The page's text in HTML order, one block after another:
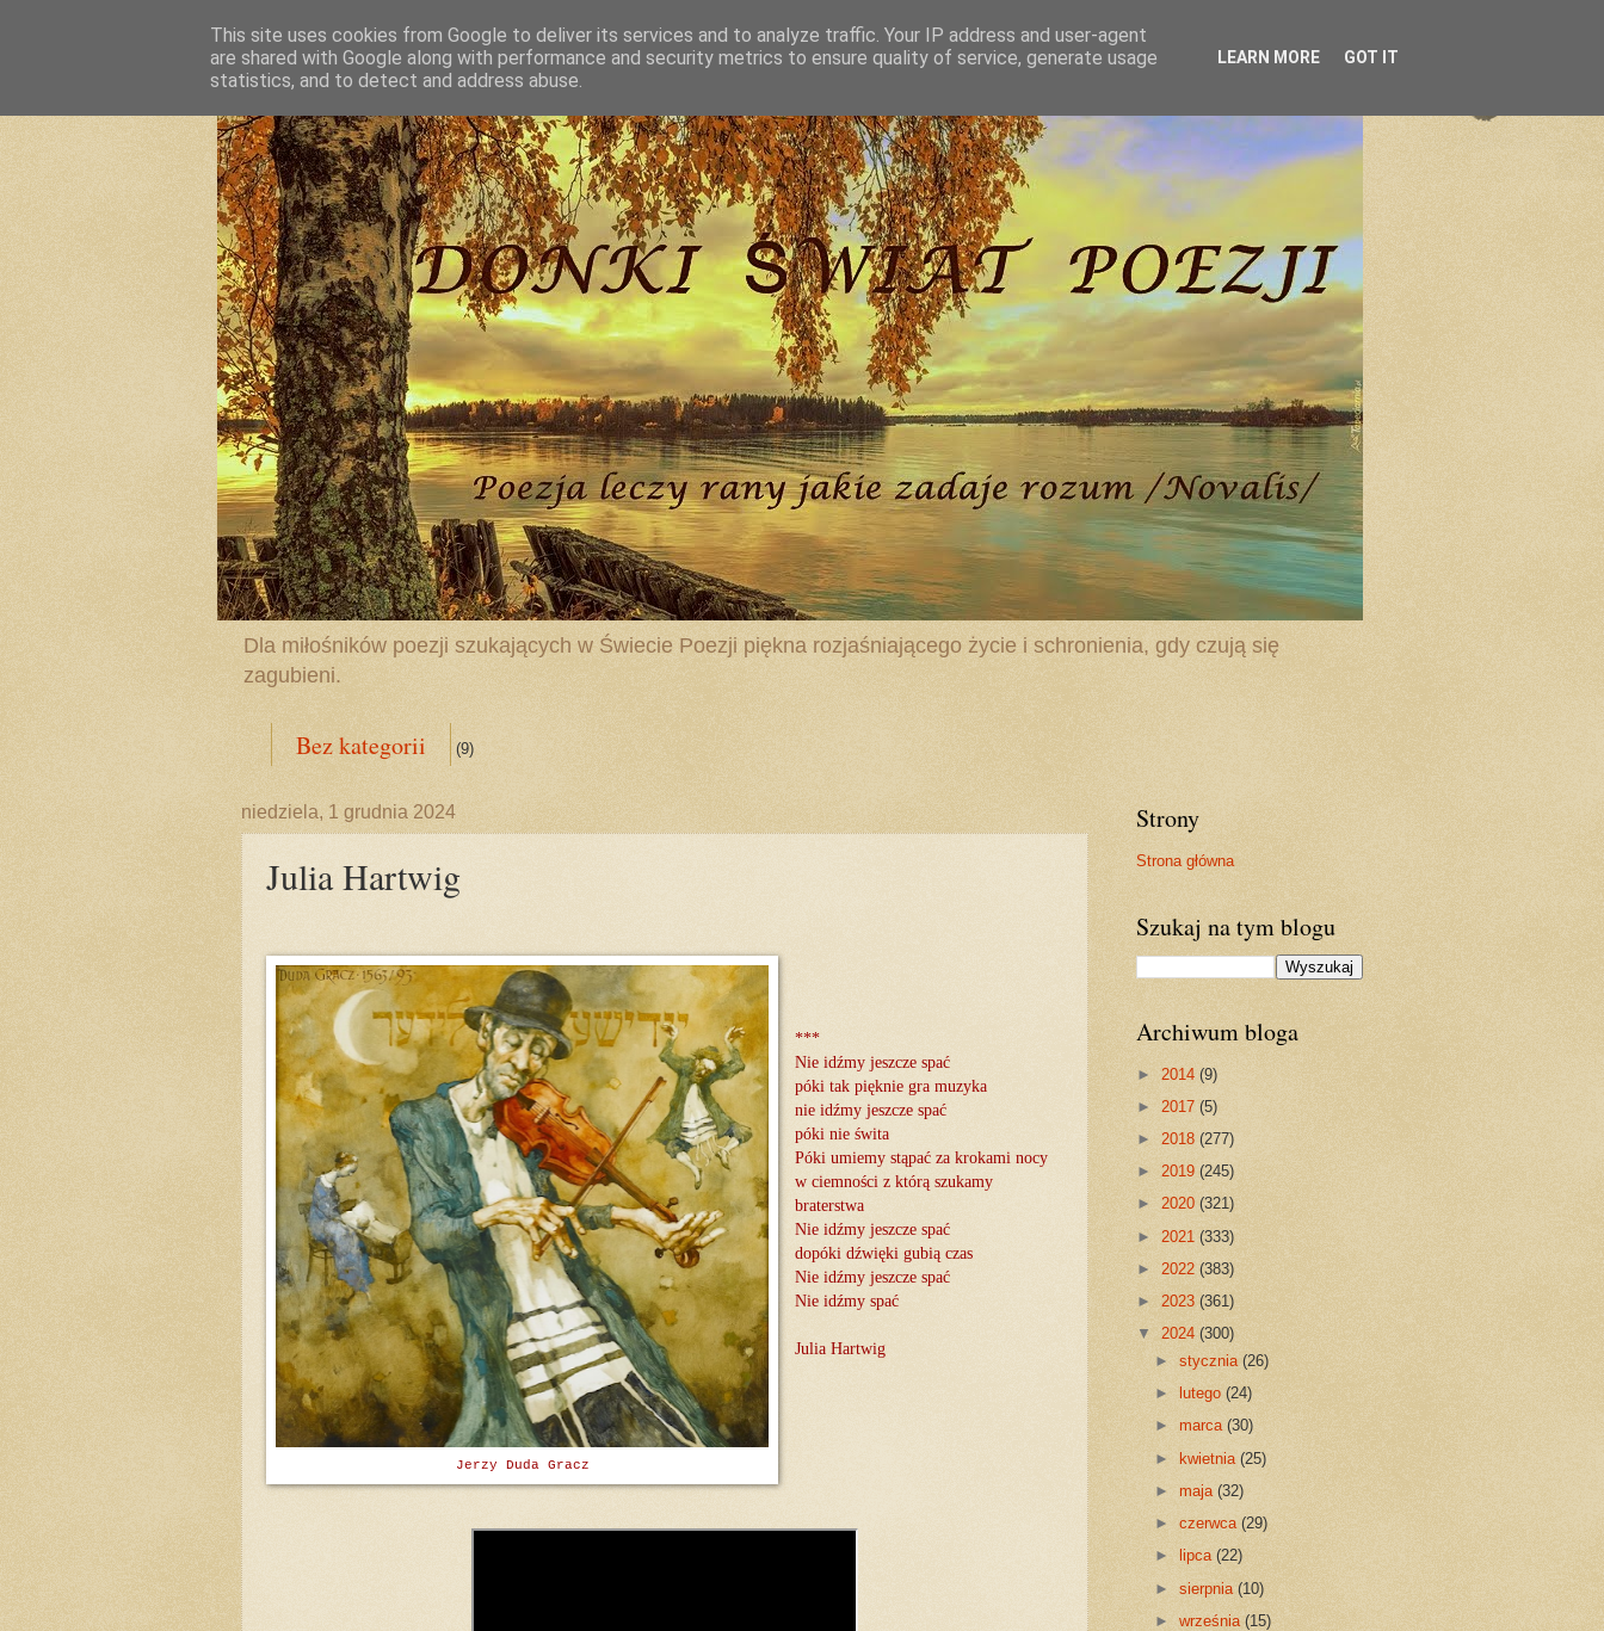
Dla miłośników poezji szukających w Świecie Poezji piękna rozjaśniającego życie i schronienia, gdy czują się
zagubieni.
Bez kategorii (9)
niedziela, 1 grudnia 2024
Julia Hartwig
Jerzy Duda Gracz
***
Nie idźmy jeszcze spać
póki tak pięknie gra muzyka
nie idźmy jeszcze spać
póki nie świta
Póki umiemy stąpać za krokami nocy
w ciemności z którą szukamy
braterstwa
Nie idźmy jeszcze spać
dopóki dźwięki gubią czas
Nie idźmy jeszcze spać
Nie idźmy spać
Julia Hartwig
Strony
Strona główna
Szukaj na tym blogu
Archiwum bloga
► 2014 (9)
► 2017 (5)
► 2018 (277)
► 2019 (245)
► 2020 (321)
► 2021 (333)
► 2022 (383)
► 2023 (361)
▼ 2024 (300)
►stycznia(26)
►
lutego(24)
►marca(30)
►kwietnia(25)
► maja(32)
►czerwca(29)
►
lipca(22)
►sierpnia(10)
►września(15)
This site uses cookies from Google to deliver its services and to analyze traffic. Your IP address and user-agent
are shared with Google along with performance and security metrics to ensure quality of service, generate usage
statistics, and to detect and address abuse.
LEARN MORE GOT IT